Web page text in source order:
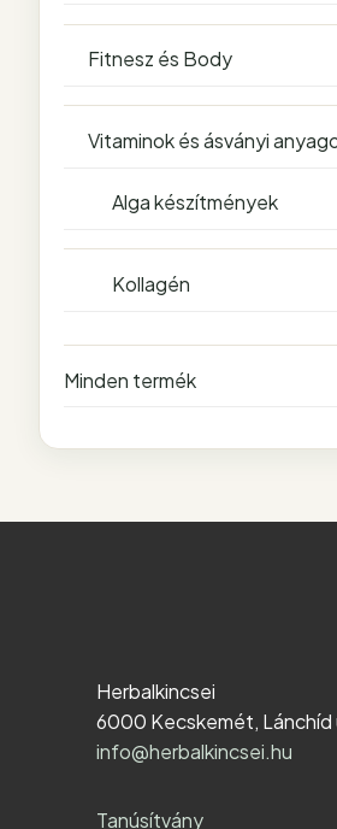
Fitnesz és Body
Vitaminok és ásványi
Alga készítmények
Kollagén
Minden termék
Herbalkincsei
6000 Kecskemét, Lánchíd
info@herbalkincsei.hu
Tanúsítvány